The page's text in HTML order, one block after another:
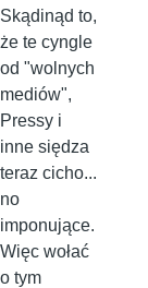
Skądinąd to,
że te cyngle
od "wolnych
mediów",
Pressy i
inne siędza
teraz cicho...
no
imponujące.
Więc wołać
o tym